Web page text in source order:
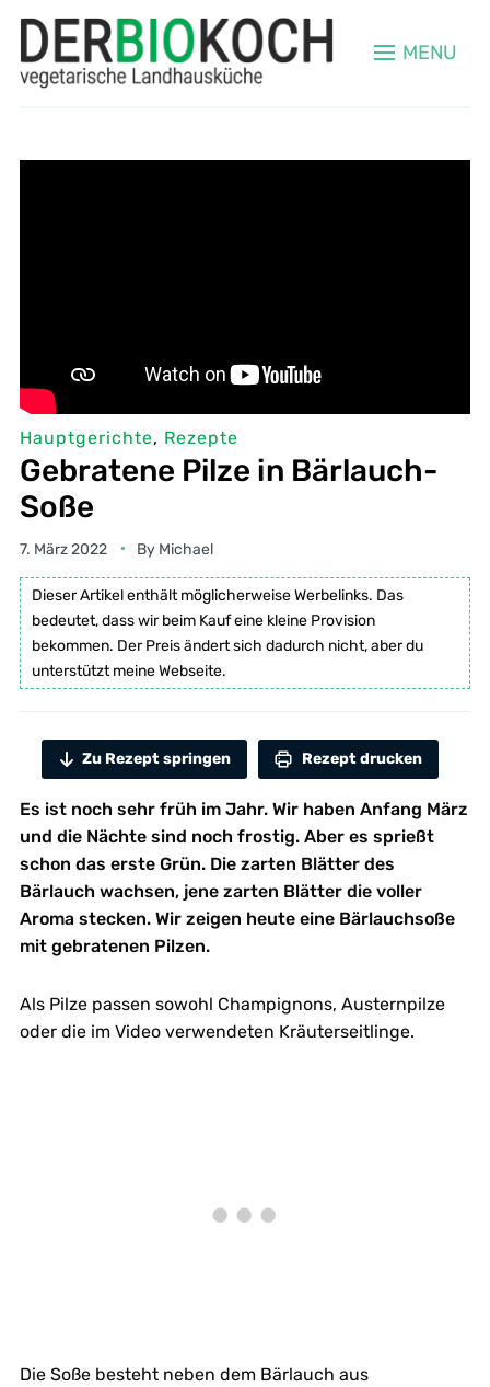
MENU
Hauptgerichte, Rezepte
Gebratene Pilze in Bärlauch-
Soße
7. März 2022 By Michael
Dieser Artikel enthält möglicherweise Werbelinks. Das
bedeutet, dass wir beim Kauf eine kleine Provision
bekommen. Der Preis ändert sich dadurch nicht, aber du
unterstützt meine Webseite.
Zu Rezept springen Rezept drucken
Es ist noch sehr früh im Jahr. Wir haben Anfang März
und die Nächte sind noch frostig. Aber es sprießt
schon das erste Grün. Die zarten Blätter des
Bärlauch wachsen, jene zarten Blätter die voller
Aroma stecken. Wir zeigen heute eine Bärlauchsoße
mit gebratenen Pilzen.
Als Pilze passen sowohl Champignons, Austernpilze
oder die im Video verwendeten Kräuterseitlinge.
Die Soße besteht neben dem Bärlauch aus